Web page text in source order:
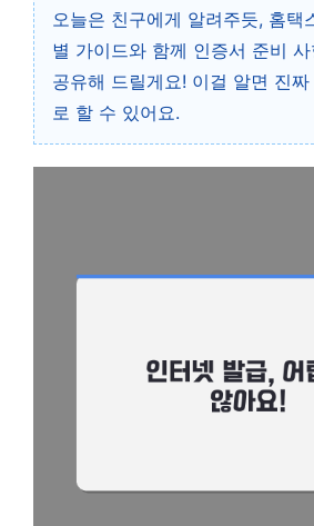
오늘은 친구에게 알려주듯, 홈택
별 가이드와 함께 인증서 준비
공유해 드릴게요! 이걸 알면 진
로 할 수 있어요.